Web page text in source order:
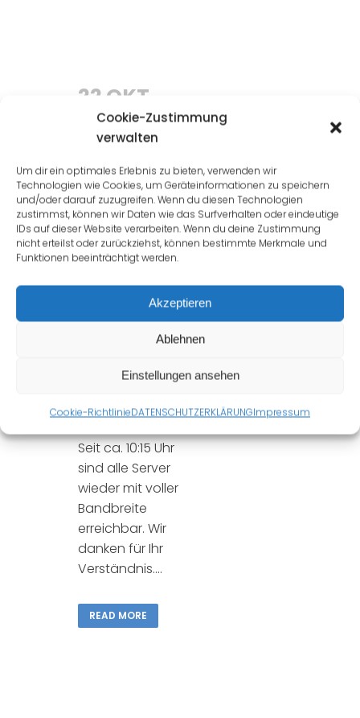
Cookie-Zustimmung
verwalten
Um dir ein optimales Erlebnis zu bieten, verwenden wir
Technologien wie Cookies, um Geräteinformationen zu speichern
und/oder darauf zuzugreifen. Wenn du diesen Technologien
zustimmst, können wir Daten wie das Surfverhalten oder eindeutige
IDs auf dieser Website verarbeiten. Wenn du deine Zustimmung
nicht erteilst oder zurückziehst, können bestimmte Merkmale und
Funktionen beeinträchtigt werden.
Akzeptieren
Ablehnen
Einstellungen ansehen
Cookie-RichtlinieDATENSCHUTZERKLÄRUNGImpressum
22 OKT.
STÖRUNG
IM
RECHENZENTRUM
NÜRNBERG
BEHOBEN
(22.10.2018)
Posted at 10:35h
inNews by
Lorenzo
0
Comments
Die Störung konnte
früher als erwartet
Seit ca. 10:15 Uhr
sind alle Server
wieder mit voller
Bandbreite
erreichbar. Wir
danken für Ihr
Verständnis....
READ MORE